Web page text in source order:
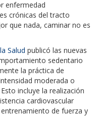
enfermedad
crónicas del tracto
que nada, caminar no es
Salud publicó las nuevas
sedentario
la práctica de
moderada o
incluye la realización
cardiovascular
de fuerza y